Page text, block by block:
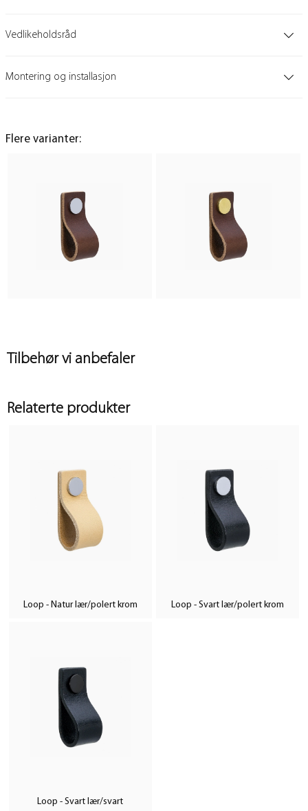
Vedlikeholdsråd
Montering og installasjon
Flere varianter:
Tilbehør vi anbefaler
Relaterte produkter
Loop - Natur lær/polert krom Loop - Svart lær/polert krom
Loop - Svart lær/svart